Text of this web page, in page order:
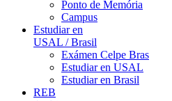
Ponto de Memória
Campus
Estudiar en
USAL / Brasil
Exámen Celpe Bras
Estudiar en USAL
Estudiar en Brasil
REB